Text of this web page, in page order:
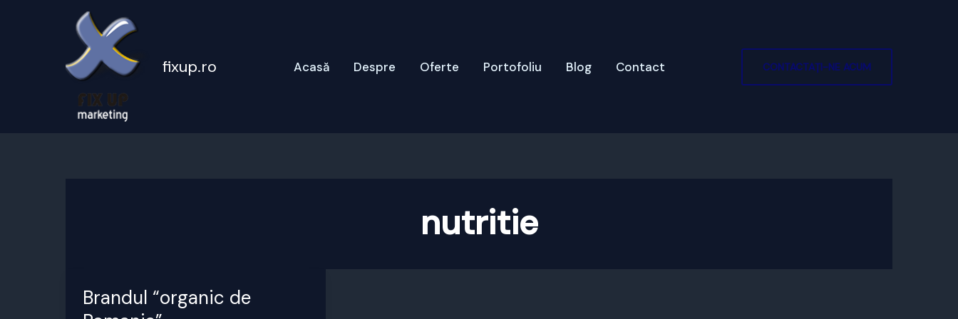
fixup.ro Acasă Despre Oferte Portofoliu Blog Contact CONTACTAȚI-NE ACUM
nutritie
Brandul “organic de